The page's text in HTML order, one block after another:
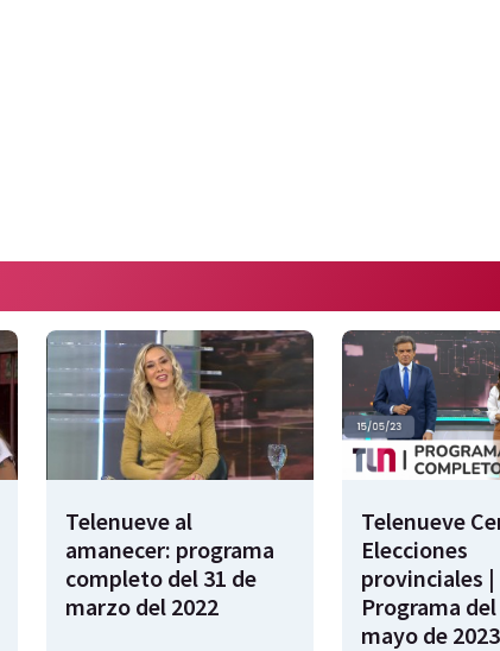
Telenueve al
amanecer: programa
completo del 31 de
marzo del 2022
Telenueve
Elecciones
provinciales |
Programa del
mayo de 2023